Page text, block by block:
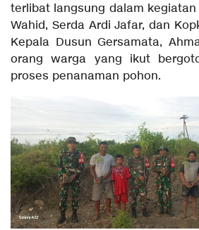
terlibat langsung dalam
Wahid, Serda Ardi Jafar, dan
Kepala Dusun Gersamata,
orang warga yang ikut
proses penanaman pohon.